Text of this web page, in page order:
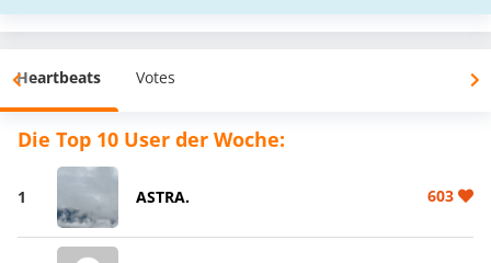
Heartbeats Votes
Die Top 10 User der Woche:
1 ASTRA. 603